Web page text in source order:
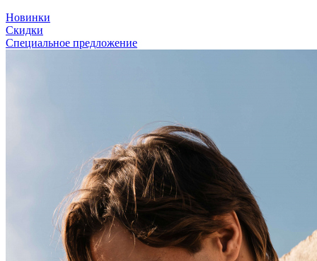
Новинки
Скидки
Специальное предложение